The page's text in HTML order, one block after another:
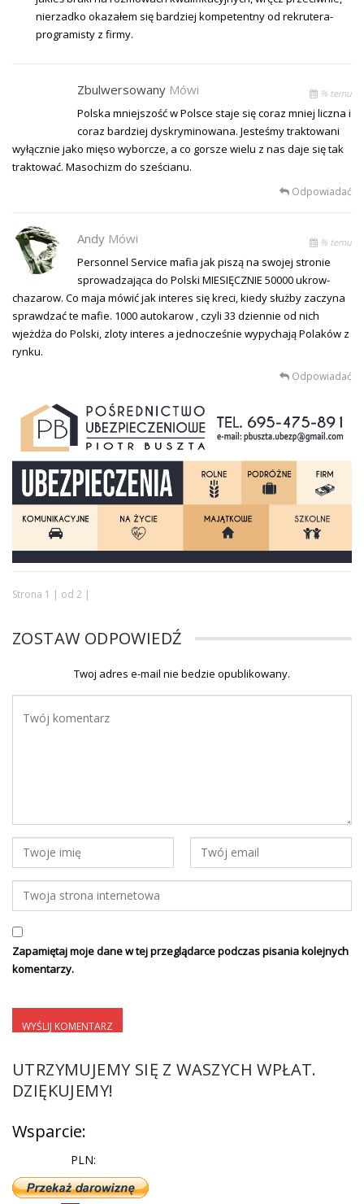
nierzadko okazałem się bardziej kompetentny od rekrutera-
programisty z firmy.
Zbulwersowany Mówi % temu
Polska mniejszość w Polsce staje się coraz mniej liczna i
coraz bardziej dyskryminowana. Jesteśmy traktowani
wyłącznie jako mięso wyborcze, a co gorsze wielu z nas daje się tak
traktować. Masochizm do sześcianu.
Odpowiadać
Andy Mówi % temu
Personnel Service mafia jak piszą na swojej stronie
sprowadzająca do Polski MIESIĘCZNIE 50000 ukrow-
chazarow. Co maja mówić jak interes się kreci, kiedy służby zaczyna
sprawdzać te mafie. 1000 autokarow , czyli 33 dziennie od nich
wjeżdża do Polski, zloty interes a jednocześnie wypychają Polaków z
rynku.
Odpowiadać
Strona 1 | od 2 |
ZOSTAW ODPOWIEDŹ
Twoj adres e-mail nie bedzie opublikowany.
Zapamiętaj moje dane w tej przeglądarce podczas pisania kolejnych
komentarzy.
UTRZYMUJEMY SIĘ Z WASZYCH WPŁAT.
DZIĘKUJEMY!
Wsparcie:
PLN: